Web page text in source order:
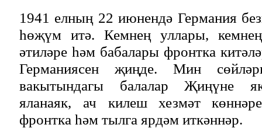
1941 елның 22 июнендә Германия
һөҗүм итә. Кемнең уллары,
әтиләре һәм бабалары фронтка
Германиясен җиңде. Мин
вакытындагы балалар Җиңүне
яланаяк, ач килеш хезмәт
фронтка һәм тылга ярдәм иткәннәр.